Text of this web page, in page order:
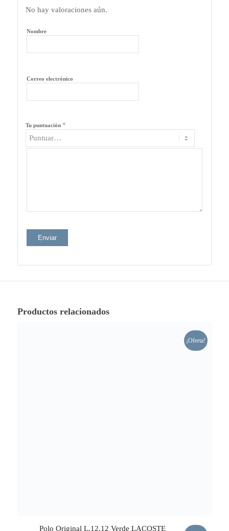
No hay valoraciones aún.
Nombre
Correo electrónico
Tu puntuación *
Productos relacionados
¡Oferta!
Polo Original L.12.12 Verde LACOSTE